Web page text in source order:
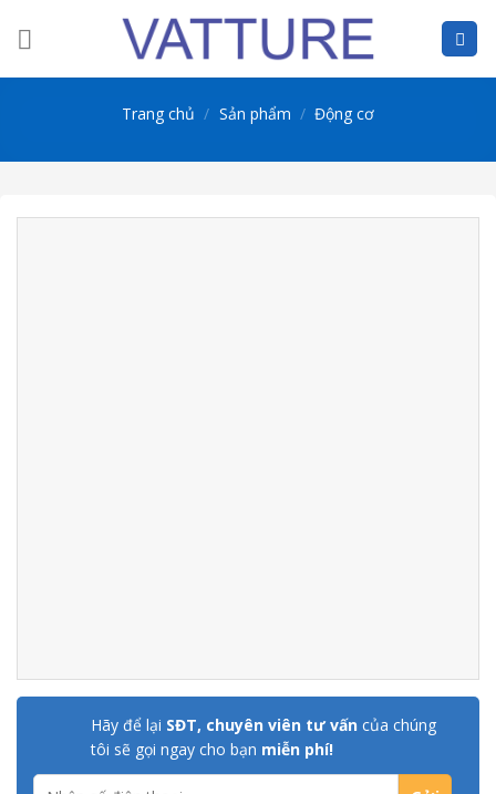
Trang chủ / Sản phẩm / Động cơ
Hãy để lại SĐT, chuyên viên tư vấn của chúng
tôi sẽ gọi ngay cho bạn miễn phí!